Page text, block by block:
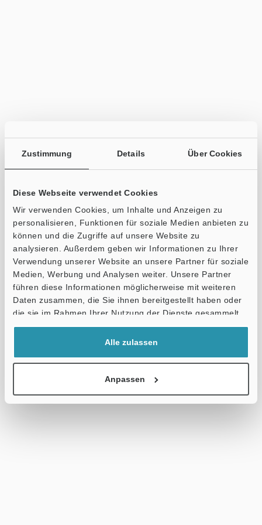
Zustimmung Details Über Cookies
Diese Webseite verwendet Cookies
Wir verwenden Cookies, um Inhalte und Anzeigen zu
personalisieren, Funktionen für soziale Medien anbieten zu
können und die Zugriffe auf unsere Website zu
analysieren. Außerdem geben wir Informationen zu Ihrer
Verwendung unserer Website an unsere Partner für soziale
Medien, Werbung und Analysen weiter. Unsere Partner
führen diese Informationen möglicherweise mit weiteren
Daten zusammen, die Sie ihnen bereitgestellt haben oder
die sie im Rahmen Ihrer Nutzung der Dienste gesammelt
haben.
Alle zulassen
Anpassen